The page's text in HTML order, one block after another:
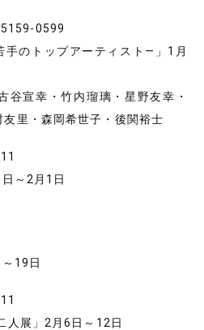
0599
手のトップアーティスト―」1月
谷宣幸・竹内瑠璃・星野友幸・
里・森岡希世子・後関裕士
～2月1日
19日
人展」2月6日～12日